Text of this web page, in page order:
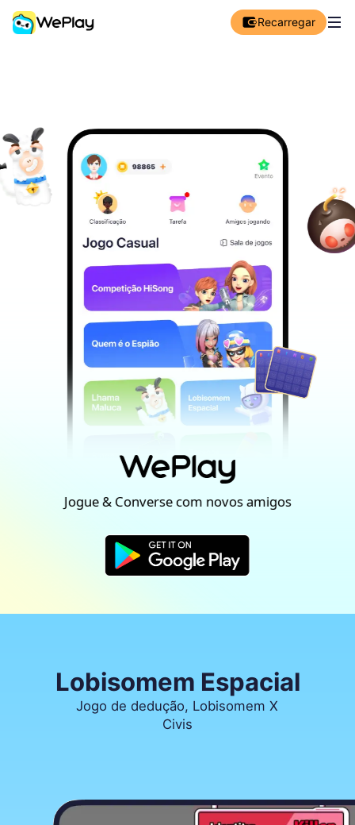
Recarregar
Jogue & Converse com novos amigos
Lobisomem Espacial
Jogo de dedução, Lobisomem X
Civis